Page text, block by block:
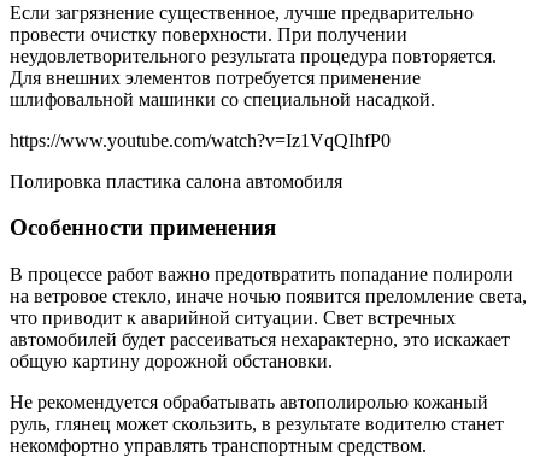
Если загрязнение существенное, лучше предварительно
провести очистку поверхности. При получении
неудовлетворительного результата процедура повторяется.
Для внешних элементов потребуется применение
шлифовальной машинки со специальной насадкой.
https://www.youtube.com/watch?v=Iz1VqQIhfP0
Полировка пластика салона автомобиля
Особенности применения
В процессе работ важно предотвратить попадание полироли
на ветровое стекло, иначе ночью появится преломление света,
что приводит к аварийной ситуации. Свет встречных
автомобилей будет рассеиваться нехарактерно, это искажает
общую картину дорожной обстановки.
Не рекомендуется обрабатывать автополиролью кожаный
руль, глянец может скользить, в результате водителю станет
некомфортно управлять транспортным средством.